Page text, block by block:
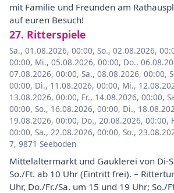
mit Familie und Freunden am
auf euren Besuch!
27. Ritterspiele
Sa., 01.08.2026, 00:00, So., 02.08.2026,
00:00, Mi., 05.08.2026, 00:00, Do.,
07.08.2026, 00:00, Sa., 08.08.2026, 00:00,
00:00, Di., 11.08.2026, 00:00, Mi.,
13.08.2026, 00:00, Fr., 14.08.2026, 00:00,
00:00, So., 16.08.2026, 00:00, Di.,
19.08.2026, 00:00, Do., 20.08.2026, 00:00,
00:00, Sa., 22.08.2026, 00:00, So.,
7, 9871 Seeboden
Mittelaltermarkt und Gauklerei von Di-
So./Ft. ab 10 Uhr (Eintritt frei). –
Uhr, Do./Fr./Sa. um 15 und 19 Uhr; So./